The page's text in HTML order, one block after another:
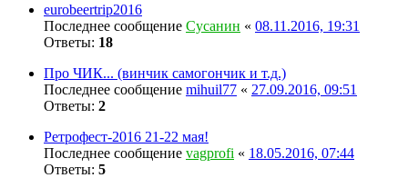
eurobeertrip2016
Последнее сообщение Сусанин « 08.11.2016, 19:31
Ответы: 18
Про ЧИК... (винчик самогончик и т.д.)
Последнее сообщение mihuil77 « 27.09.2016, 09:51
Ответы: 2
Ретрофест-2016 21-22 мая!
Последнее сообщение vagprofi « 18.05.2016, 07:44
Ответы: 5